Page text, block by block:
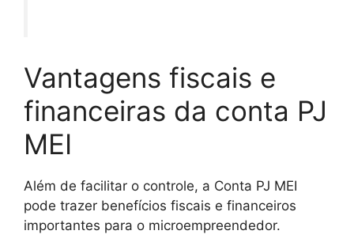
Vantagens fiscais e
financeiras da conta PJ
MEI
Além de facilitar o controle, a Conta PJ MEI
pode trazer benefícios fiscais e financeiros
importantes para o microempreendedor.